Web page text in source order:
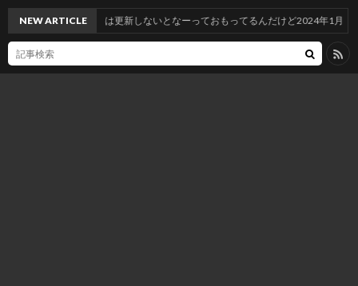
NEW ARTICLE
たまには更新しないとなーっておもってるんだけど2024年1月